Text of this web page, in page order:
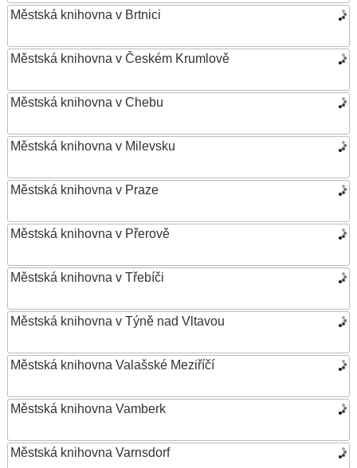
Městská knihovna v Brtnici
Městská knihovna v Českém Krumlově
Městská knihovna v Chebu
Městská knihovna v Milevsku
Městská knihovna v Praze
Městská knihovna v Přerově
Městská knihovna v Třebíči
Městská knihovna v Týně nad Vltavou
Městská knihovna Valašské Meziříčí
Městská knihovna Vamberk
Městská knihovna Varnsdorf